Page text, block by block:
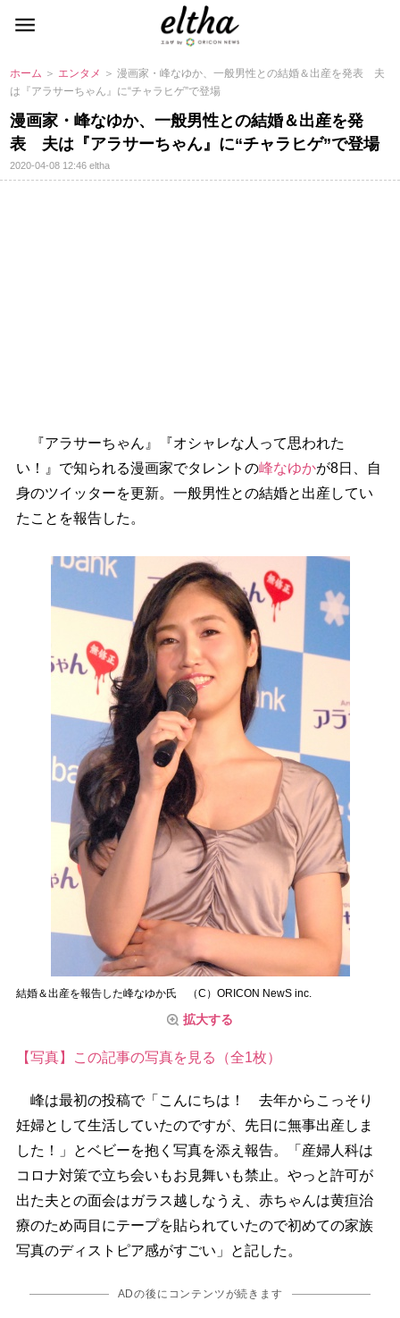
ホーム ＞ エンタメ ＞ 漫画家・峰なゆか、一般男性との結婚＆出産を発表 夫
は『アラサーちゃん』に“チャラヒゲ”で登場
漫画家・峰なゆか、一般男性との結婚＆出産を発
表 夫は『アラサーちゃん』に“チャラヒゲ”で登場
2020-04-08 12:46eltha
『アラサーちゃん』『オシャレな人って思われた
い！』で知られる漫画家でタレントの峰なゆかが8日、自
身のツイッターを更新。一般男性との結婚と出産してい
たことを報告した。
結婚＆出産を報告した峰なゆか氏 （C）ORICON NewS inc.
拡大する
【写真】この記事の写真を見る（全1枚）
峰は最初の投稿で「こんにちは！ 去年からこっそり
妊婦として生活していたのですが、先日に無事出産しま
した！」とベビーを抱く写真を添え報告。「産婦人科は
コロナ対策で立ち会いもお見舞いも禁止。やっと許可が
出た夫との面会はガラス越しなうえ、赤ちゃんは黄疸治
療のため両目にテープを貼られていたので初めての家族
写真のディストピア感がすごい」と記した。
ADの後にコンテンツが続きます